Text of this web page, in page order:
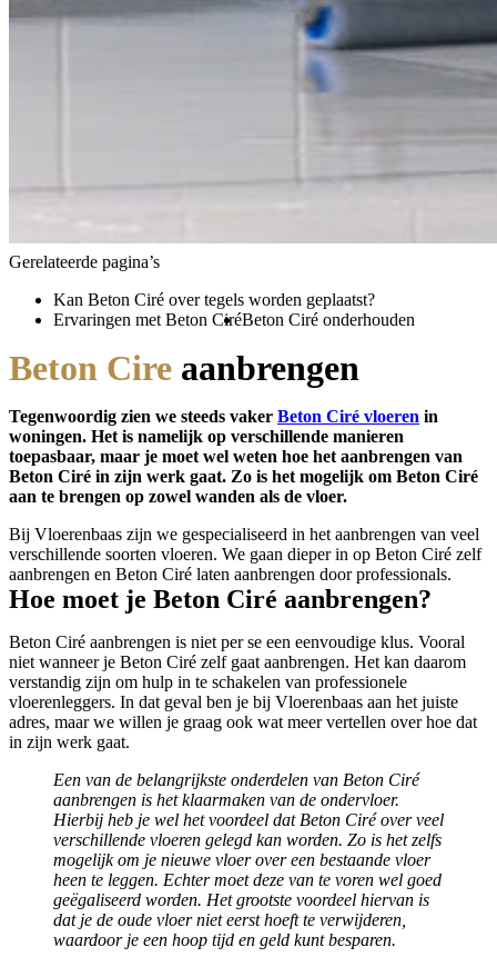
Gerelateerde pagina’s
Kan Beton Ciré over tegels worden geplaatst?
Ervaringen met Beton CiréBeton Ciré onderhouden
Beton Cire aanbrengen
Tegenwoordig zien we steeds vaker Beton Ciré vloeren in
woningen. Het is namelijk op verschillende manieren
toepasbaar, maar je moet wel weten hoe het aanbrengen van
Beton Ciré in zijn werk gaat. Zo is het mogelijk om Beton Ciré
aan te brengen op zowel wanden als de vloer.
Bij Vloerenbaas zijn we gespecialiseerd in het aanbrengen van veel
verschillende soorten vloeren. We gaan dieper in op Beton Ciré zelf
aanbrengen en Beton Ciré laten aanbrengen door professionals.
Hoe moet je Beton Ciré aanbrengen?
Beton Ciré aanbrengen is niet per se een eenvoudige klus. Vooral
niet wanneer je Beton Ciré zelf gaat aanbrengen. Het kan daarom
verstandig zijn om hulp in te schakelen van professionele
vloerenleggers. In dat geval ben je bij Vloerenbaas aan het juiste
adres, maar we willen je graag ook wat meer vertellen over hoe dat
in zijn werk gaat.
Een van de belangrijkste onderdelen van Beton Ciré
aanbrengen is het klaarmaken van de ondervloer.
Hierbij heb je wel het voordeel dat Beton Ciré over veel
verschillende vloeren gelegd kan worden. Zo is het zelfs
mogelijk om je nieuwe vloer over een bestaande vloer
heen te leggen. Echter moet deze van te voren wel goed
geëgaliseerd worden. Het grootste voordeel hiervan is
dat je de oude vloer niet eerst hoeft te verwijderen,
waardoor je een hoop tijd en geld kunt besparen.